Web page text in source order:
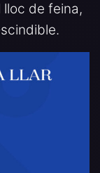
de feina,